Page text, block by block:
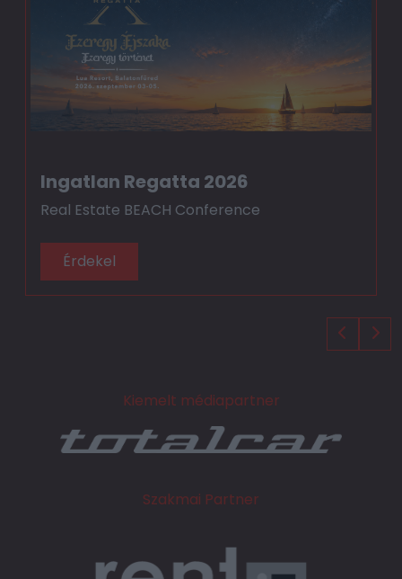
Ingatlan Regatta 2026
Real Estate BEACH Conference
Érdekel
Kiemelt médiapartner
Szakmai Partner